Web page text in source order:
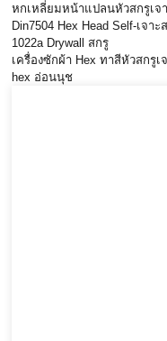
หกเหลี่ยมหน้าแปลนหัวสกรูเจ
Din7504 Hex Head Self-เจาะ
1022a Drywall สกรู
เครื่องซักผ้า Hex ทาสีหัวสกรูเ
hex อ่อนนุช